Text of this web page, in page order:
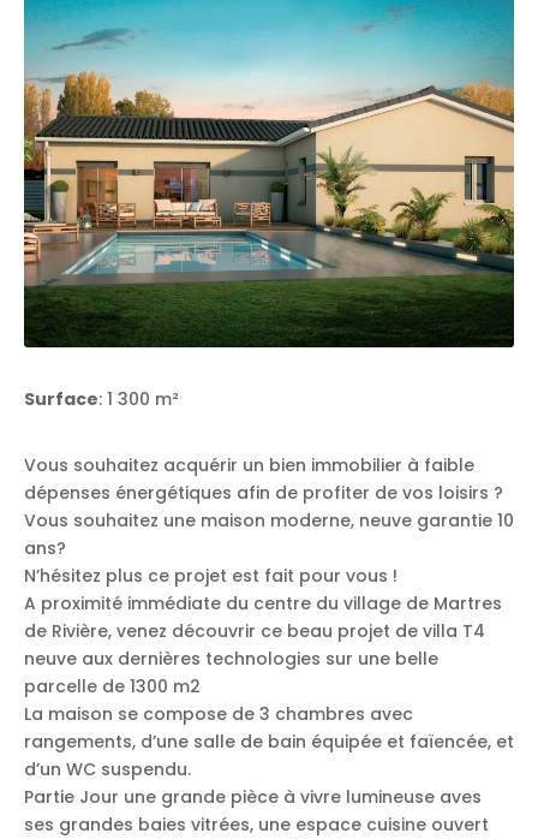
Surface: 1 300 m²
Vous souhaitez acquérir un bien immobilier à faible
dépenses énergétiques afin de profiter de vos loisirs ?
Vous souhaitez une maison moderne, neuve garantie 10
ans?
N’hésitez plus ce projet est fait pour vous !
A proximité immédiate du centre du village de Martres
de Rivière, venez découvrir ce beau projet de villa T4
neuve aux dernières technologies sur une belle
parcelle de 1300 m2
La maison se compose de 3 chambres avec
rangements, d’une salle de bain équipée et faïencée, et
d’un WC suspendu.
Partie Jour une grande pièce à vivre lumineuse aves
ses grandes baies vitrées, une espace cuisine ouvert